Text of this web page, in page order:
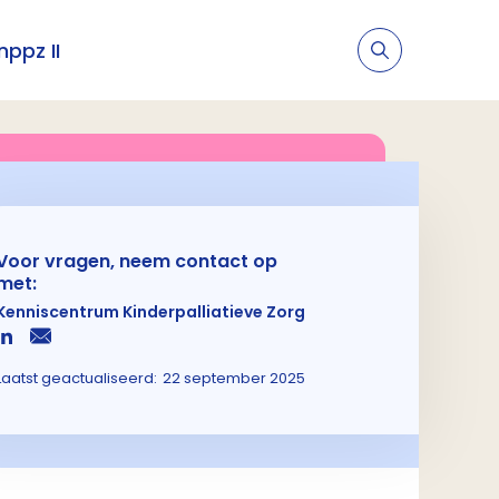
II
vragen, neem contact op
Kinderpalliatieve Zorg
geactualiseerd: 22 september 2025